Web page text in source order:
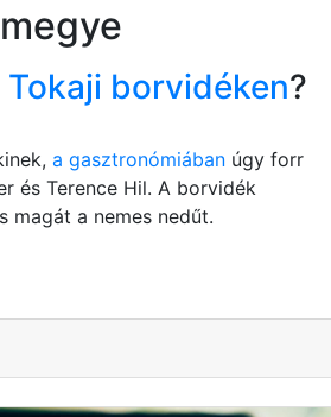
Tokaji borvidéken?
a gasztronómiában úgy forr
és Terence Hil. A borvidék
magát a nemes nedűt.